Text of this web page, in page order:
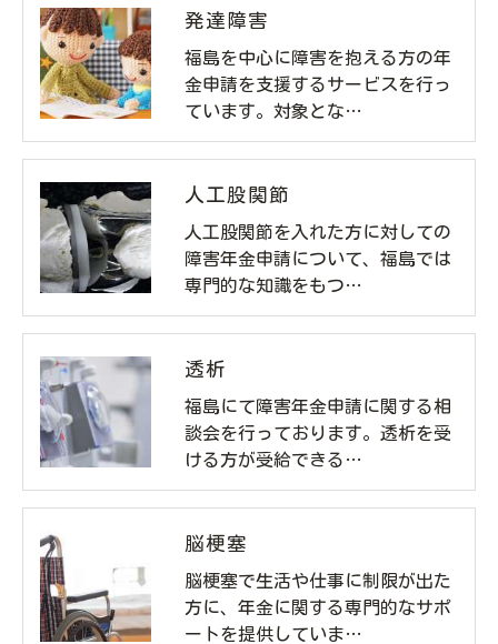
発達障害
福島を中心に障害を抱える方の年
金申請を支援するサービスを行っ
ています。対象とな…
人工股関節
人工股関節を入れた方に対しての
障害年金申請について、福島では
専門的な知識をもつ…
透析
福島にて障害年金申請に関する相
談会を行っております。透析を受
ける方が受給できる…
脳梗塞
脳梗塞で生活や仕事に制限が出た
方に、年金に関する専門的なサポ
ートを提供していま…